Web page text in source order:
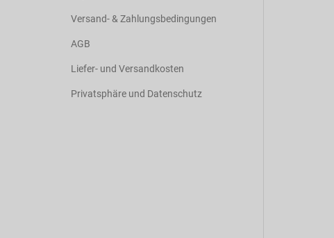
Versand- & Zahlungsbedingungen
AGB
Liefer- und Versandkosten
Privatsphäre und Datenschutz